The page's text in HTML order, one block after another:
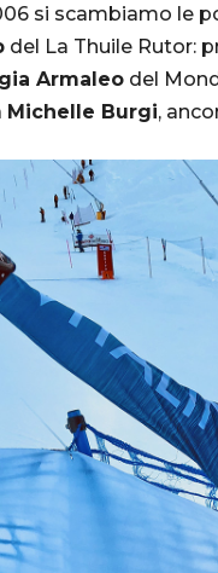
si scambiamo le
del La Thuile Rutor:
Armaleo del
Michelle Burgi,